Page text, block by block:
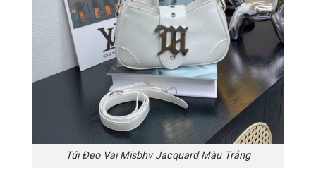
Túi Đeo Vai Misbhv Jacquard Màu Trắng